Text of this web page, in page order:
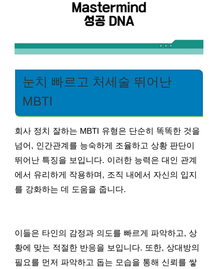
눈치 빠르고 처세술 뛰어난
MBTI
회사 정치 잘하는 MBTI 유형은 단순히 똑똑한 것을
넘어, 인간관계를 능숙하게 조율하고 상황 판단이
뛰어난 특징을 보입니다. 이러한 능력은 대인 관계
에서 유리하게 작용하며, 조직 내에서 자신의 입지
를 강화하는 데 도움을 줍니다.
이들은 타인의 감정과 의도를 빠르게 파악하고, 상
황에 맞는 적절한 반응을 보입니다. 또한, 상대방의
필요를 먼저 파악하고 돕는 모습을 통해 신뢰를 쌓